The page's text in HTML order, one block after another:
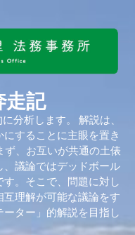
走記
分析します。 解説は、
することに主眼を置き
ず、お互いが共通の土俵
議論ではデッドボール
。そこで、問題に対し
理解が可能な議論をす
ター」的解説を目指し